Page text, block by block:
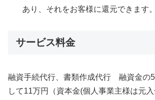
あり、それをお客様に還元できます。
サービス料金
融資手続代行、書類作成代行 融資金の
して11万円（資本金(個人事業主様は元